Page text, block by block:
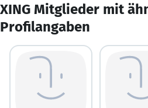
XING Mitglieder mit
Profilangaben